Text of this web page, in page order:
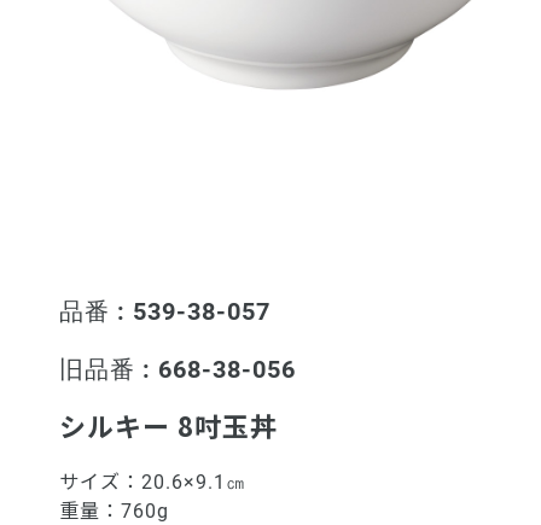
品番 : 539-38-057
旧品番 : 668-38-056
シルキー 8吋玉丼
サイズ： 20.6×9.1㎝
重量： 760g